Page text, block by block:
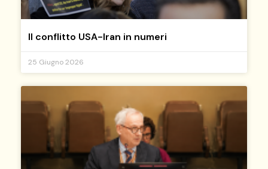
Il conflitto USA-Iran in numeri
25 Giugno 2026